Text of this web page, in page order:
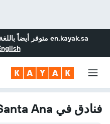
en.kayak.sa متوفر أيضاً
فنادق في Santa Ana، بنما سيتي (بنما)